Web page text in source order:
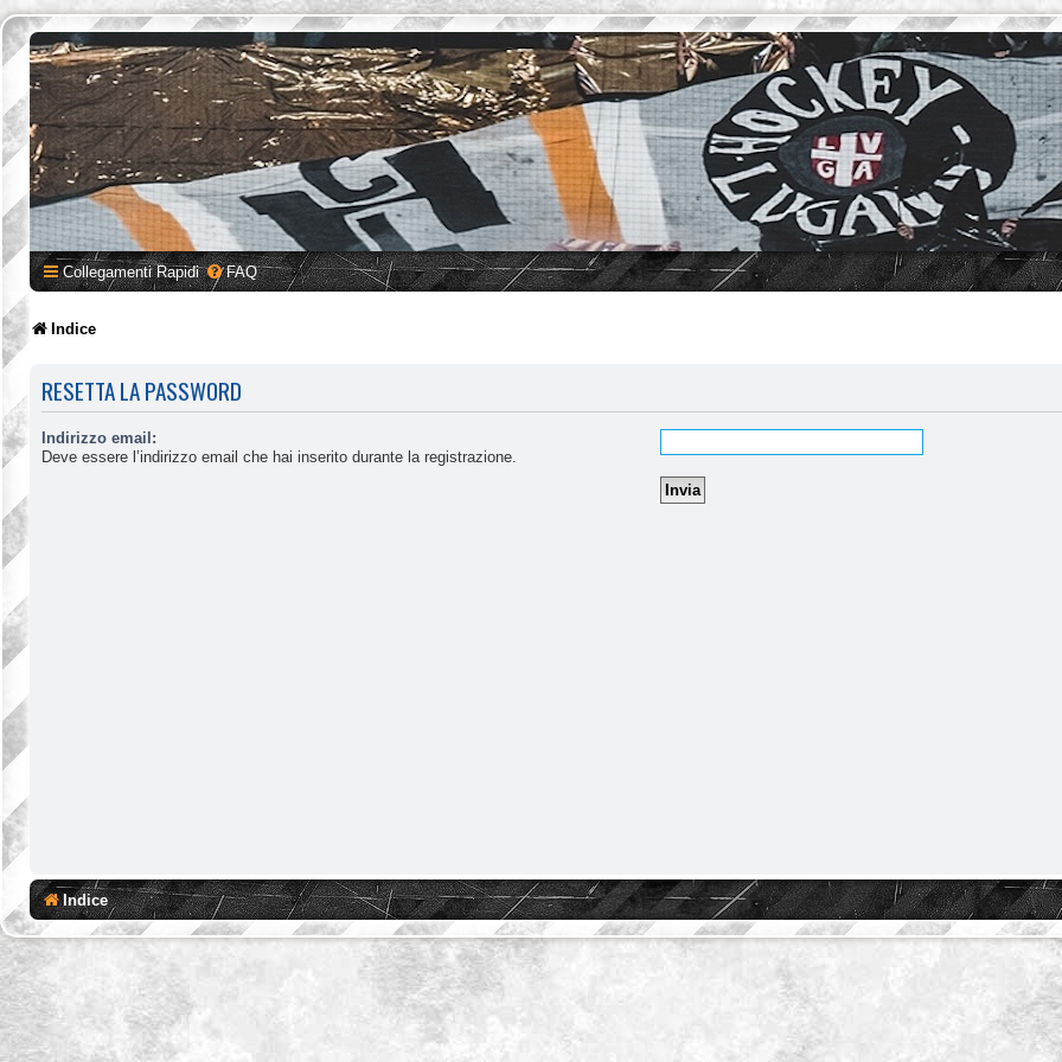
Collegamenti Rapidi FAQ
Indice
RESETTA LA PASSWORD
Indirizzo email:
Deve essere l’indirizzo email che hai inserito durante la registrazione.
Indice